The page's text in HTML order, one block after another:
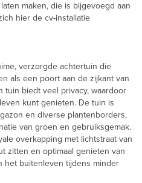
maken, die is bijgevoegd aan
hier de cv-installatie
verzorgde achtertuin die
als een poort aan de zijkant van
tuin biedt veel privacy, waardoor
kunt genieten. De tuin is
en diverse plantenborders,
van groen en gebruiksgemak.
overkapping met lichtstraat van
zitten en optimaal genieten van
het buitenleven tijdens minder